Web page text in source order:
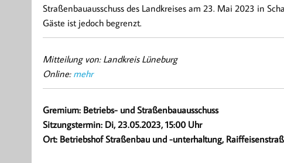
Straßenbauausschuss des Landkreises am 23. Mai 2023 in
Gäste ist jedoch begrenzt.
Mitteilung von: Landkreis Lüneburg
Online: mehr
Gremium: Betriebs- und Straßenbauausschuss
Sitzungstermin: Di, 23.05.2023, 15:00 Uhr
Ort: Betriebshof Straßenbau und -unterhaltung,